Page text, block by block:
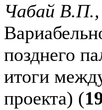
Чабай
позднего
итоги
проекта) (